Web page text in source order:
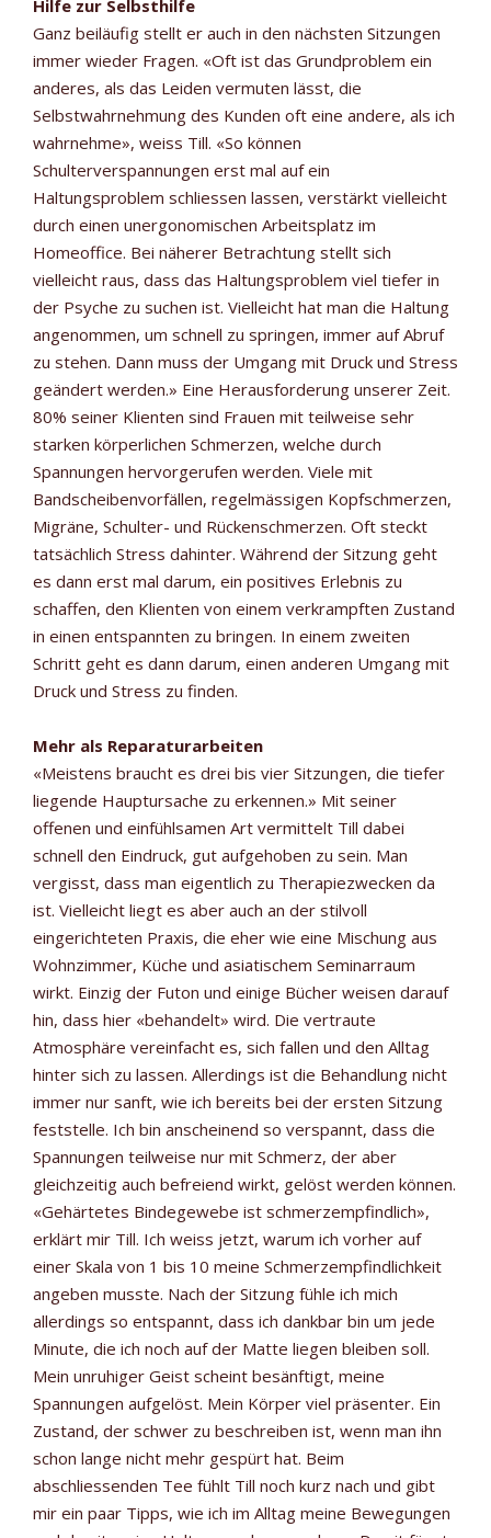
Hilfe zur Selbsthilfe
Ganz beiläufig stellt er auch in den nächsten Sitzungen
immer wieder Fragen. «Oft ist das Grundproblem ein
anderes, als das Leiden vermuten lässt, die
Selbstwahrnehmung des Kunden oft eine andere, als ich
wahrnehme», weiss Till. «So können
Schulterverspannungen erst mal auf ein
Haltungsproblem schliessen lassen, verstärkt vielleicht
durch einen unergonomischen Arbeitsplatz im
Homeoffice. Bei näherer Betrachtung stellt sich
vielleicht raus, dass das Haltungsproblem viel tiefer in
der Psyche zu suchen ist. Vielleicht hat man die Haltung
angenommen, um schnell zu springen, immer auf Abruf
zu stehen. Dann muss der Umgang mit Druck und Stress
geändert werden.» Eine Herausforderung unserer Zeit.
80% seiner Klienten sind Frauen mit teilweise sehr
starken körperlichen Schmerzen, welche durch
Spannungen hervorgerufen werden. Viele mit
Bandscheibenvorfällen, regelmässigen Kopfschmerzen,
Migräne, Schulter- und Rückenschmerzen. Oft steckt
tatsächlich Stress dahinter. Während der Sitzung geht
es dann erst mal darum, ein positives Erlebnis zu
schaffen, den Klienten von einem verkrampften Zustand
in einen entspannten zu bringen. In einem zweiten
Schritt geht es dann darum, einen anderen Umgang mit
Druck und Stress zu finden.
Mehr als Reparaturarbeiten
«Meistens braucht es drei bis vier Sitzungen, die tiefer
liegende Hauptursache zu erkennen.» Mit seiner
offenen und einfühlsamen Art vermittelt Till dabei
schnell den Eindruck, gut aufgehoben zu sein. Man
vergisst, dass man eigentlich zu Therapiezwecken da
ist. Vielleicht liegt es aber auch an der stilvoll
eingerichteten Praxis, die eher wie eine Mischung aus
Wohnzimmer, Küche und asiatischem Seminarraum
wirkt. Einzig der Futon und einige Bücher weisen darauf
hin, dass hier «behandelt» wird. Die vertraute
Atmosphäre vereinfacht es, sich fallen und den Alltag
hinter sich zu lassen. Allerdings ist die Behandlung nicht
immer nur sanft, wie ich bereits bei der ersten Sitzung
feststelle. Ich bin anscheinend so verspannt, dass die
Spannungen teilweise nur mit Schmerz, der aber
gleichzeitig auch befreiend wirkt, gelöst werden können.
«Gehärtetes Bindegewebe ist schmerzempfindlich»,
erklärt mir Till. Ich weiss jetzt, warum ich vorher auf
einer Skala von 1 bis 10 meine Schmerzempfindlichkeit
angeben musste. Nach der Sitzung fühle ich mich
allerdings so entspannt, dass ich dankbar bin um jede
Minute, die ich noch auf der Matte liegen bleiben soll.
Mein unruhiger Geist scheint besänftigt, meine
Spannungen aufgelöst. Mein Körper viel präsenter. Ein
Zustand, der schwer zu beschreiben ist, wenn man ihn
schon lange nicht mehr gespürt hat. Beim
abschliessenden Tee fühlt Till noch kurz nach und gibt
mir ein paar Tipps, wie ich im Alltag meine Bewegungen